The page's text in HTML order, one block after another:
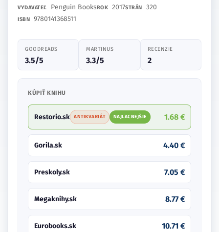
VYDAVATEĽ Penguin BooksROK 2017STRÁN 320
ISBN 9780141368511
GOODREADS
3.5/5
MARTINUS
3.3/5
RECENZIE
2
KÚPIŤ KNIHU
Restorio.sk ANTIKVARIÁT NAJLACNEJŠIE 1.68 €
Gorila.sk 4.40 €
Preskoly.sk 7.05 €
Megaknihy.sk 8.77 €
Eurobooks.sk 10.71 €